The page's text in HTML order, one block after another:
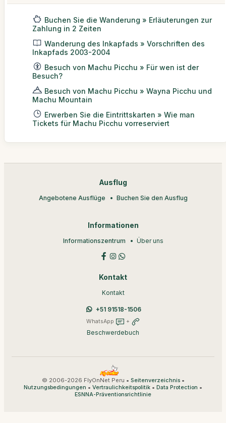
Buchen Sie die Wanderung » Erläuterungen zur
Zahlung in 2 Zeiten
Wanderung des Inkapfads » Vorschriften des
Inkapfads 2003-2004
Besuch von Machu Picchu » Für wen ist der
Besuch?
Besuch von Machu Picchu » Wayna Picchu und
Machu Mountain
Erwerben Sie die Eintrittskarten » Wie man
Tickets für Machu Picchu vorreserviert
Ausflug
Angebotene Ausflüge Buchen Sie den Ausflug
Informationen
Informationszentrum Über uns
Kontakt
Kontakt
+51 91518-1506
WhatsApp +
Beschwerdebuch
© 2006-2026 FlyOnNet Peru • Seitenverzeichnis•
Nutzungsbedingungen • Vertraulichkeitspolitik • Data Protection •
ESNNA-Präventionsrichtlinie